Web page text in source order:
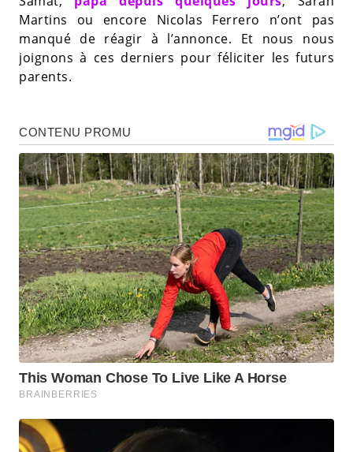
Martins ou encore Nicolas Ferrero n’ont pas
manqué de réagir à l’annonce. Et nous nous
joignons à ces derniers pour féliciter les futurs
parents.